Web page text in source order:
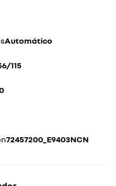
automático
115
72457200_E9403NCN